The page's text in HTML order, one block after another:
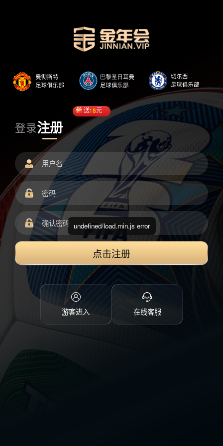
登录注册
送18元
点击注册
游客进入 在线客服
undefined/load.min.js error